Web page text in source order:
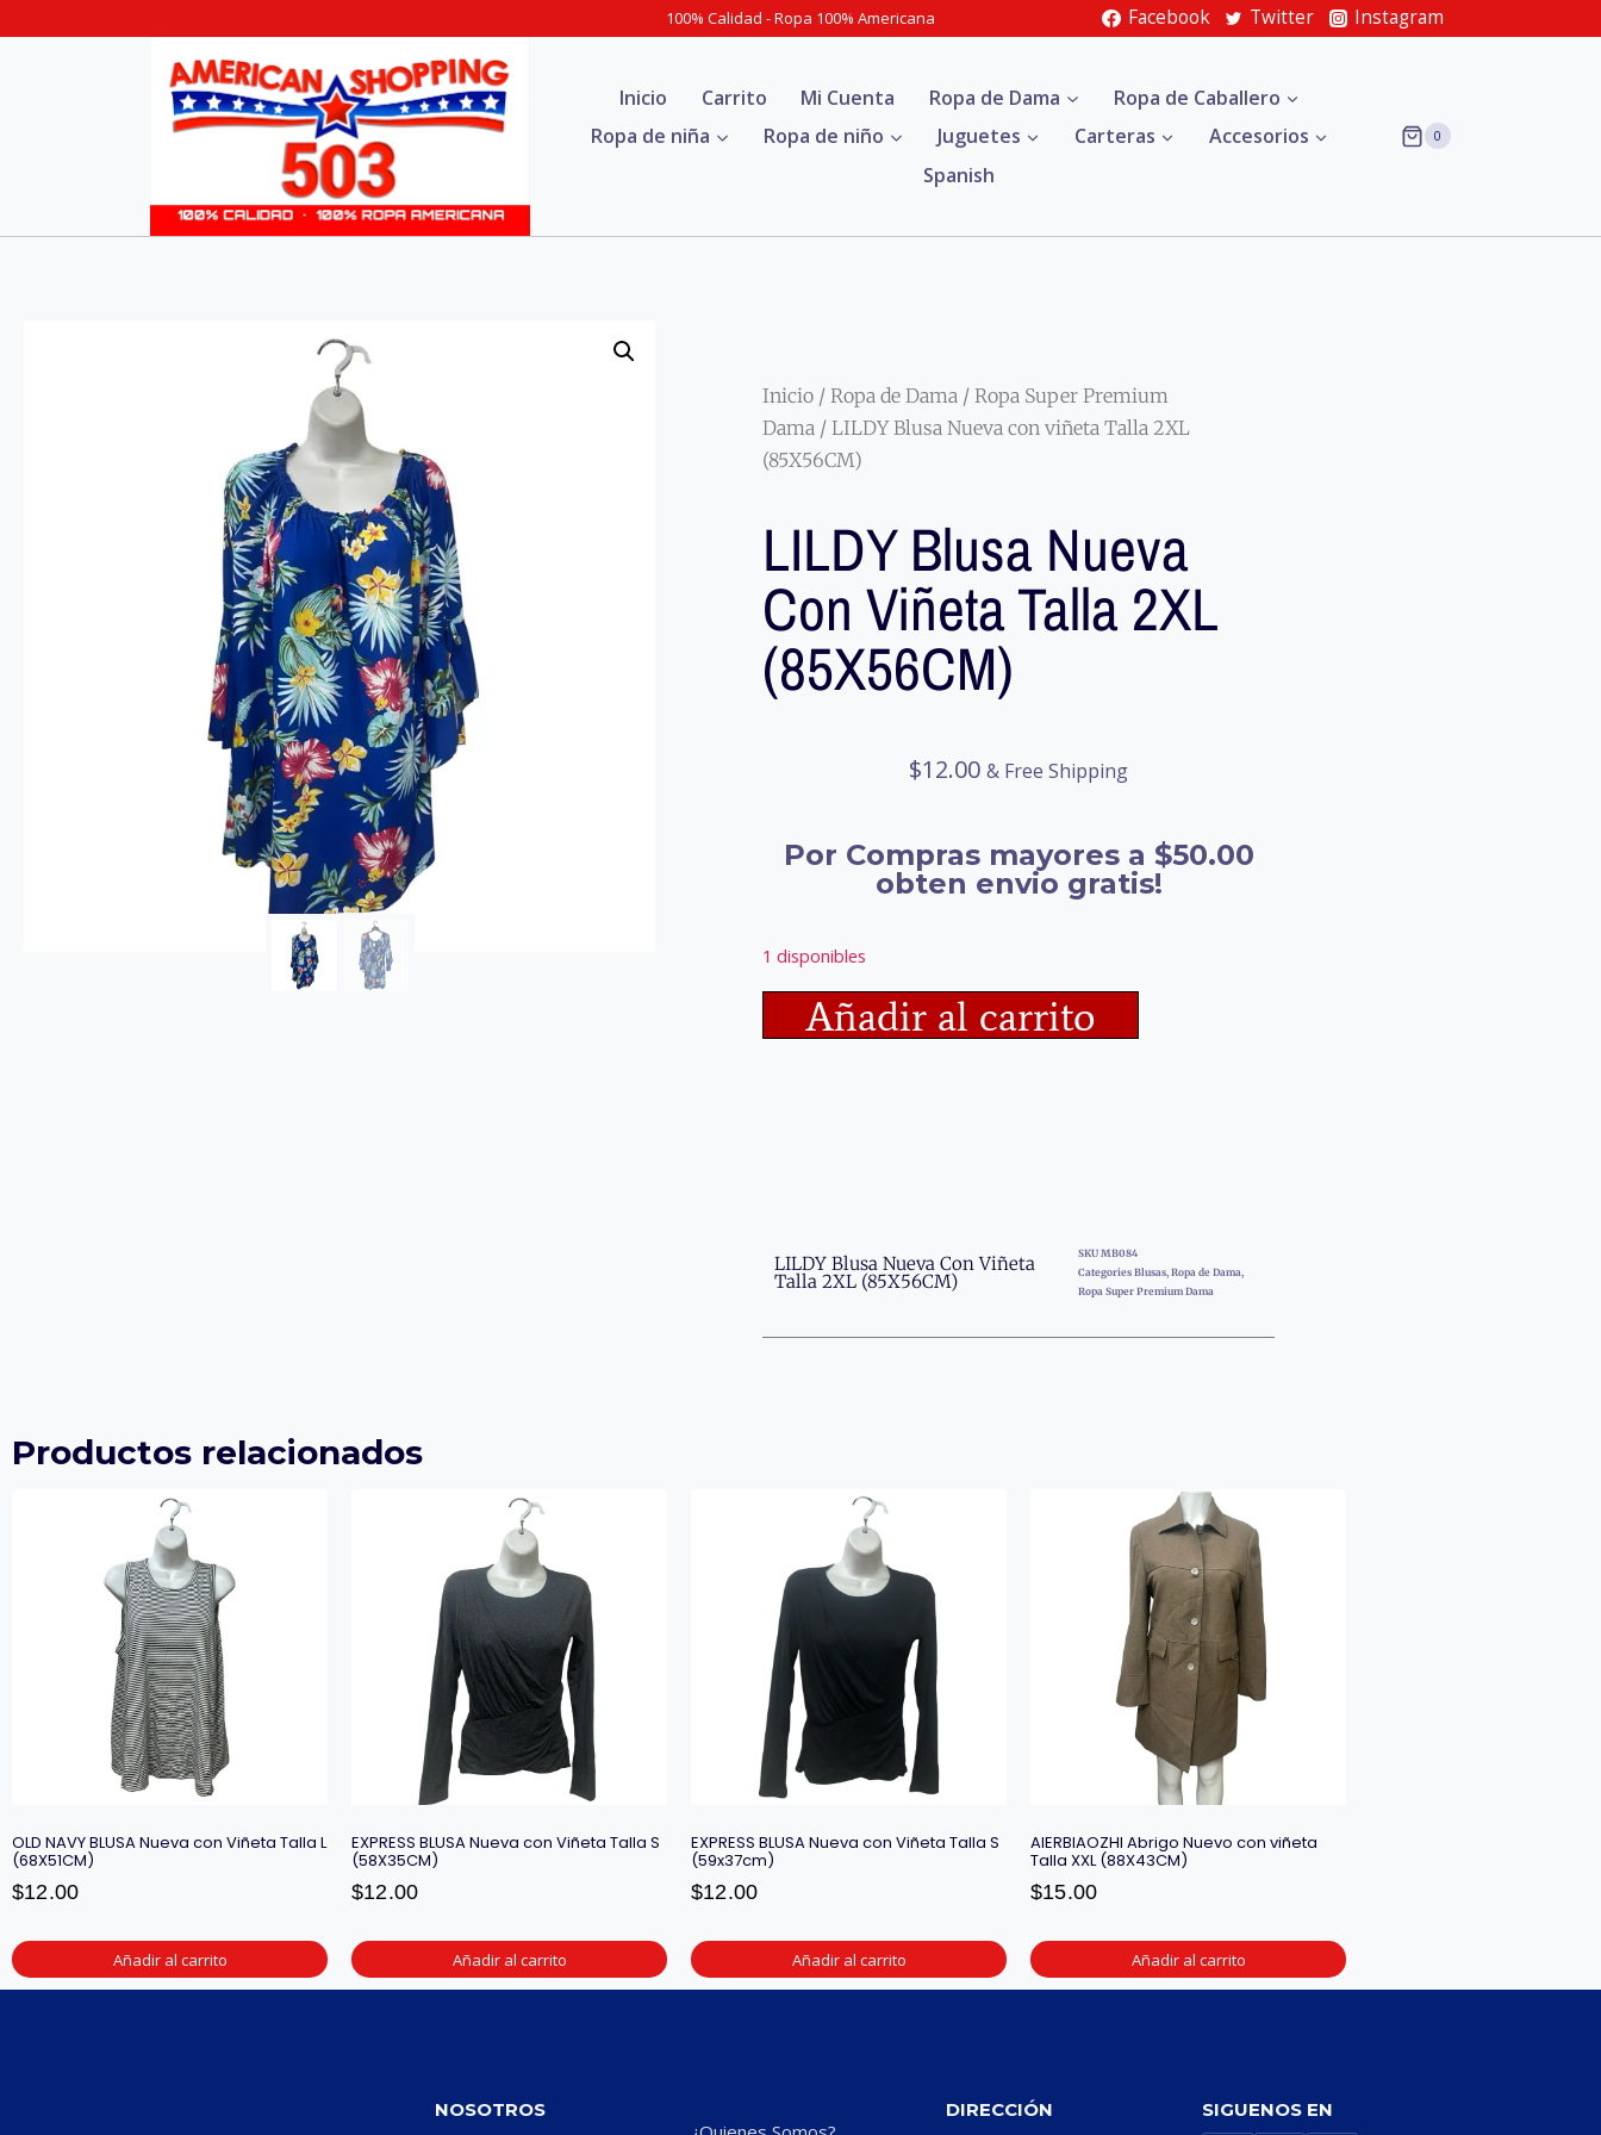
100% Calidad - Ropa 100% Americana Facebook Twitter Instagram
Inicio Carrito Mi Cuenta Ropa de Dama
Ropa de Caballero
Ropa de niña
Ropa de niño Juguetes Carteras
Accesorios
Spanish
0
Inicio / Ropa de Dama / Ropa Super Premium
Dama / LILDY Blusa Nueva con viñeta Talla 2XL
(85X56CM)
LILDY Blusa Nueva
Con Viñeta Talla 2XL
(85X56CM)
$12.00 & Free Shipping
Por Compras mayores a $50.00
obten envio gratis!
1 disponibles
Añadir al carrito
LILDY Blusa Nueva Con Viñeta
Talla 2XL (85X56CM)
SKU MB084
Categories Blusas, Ropa de Dama,
Ropa Super Premium Dama
Productos relacionados
OLD NAVY BLUSA Nueva con Viñeta Talla L
(68X51CM)
$12.00
Añadir al carrito
EXPRESS BLUSA Nueva con Viñeta Talla S
(58X35CM)
$12.00
Añadir al carrito
EXPRESS BLUSA Nueva con Viñeta Talla S
(59x37cm)
$12.00
Añadir al carrito
AIERBIAOZHI Abrigo Nuevo con viñeta
Talla XXL (88X43CM)
$15.00
Añadir al carrito
NOSOTROS DIRECCIÓN SIGUENOS EN